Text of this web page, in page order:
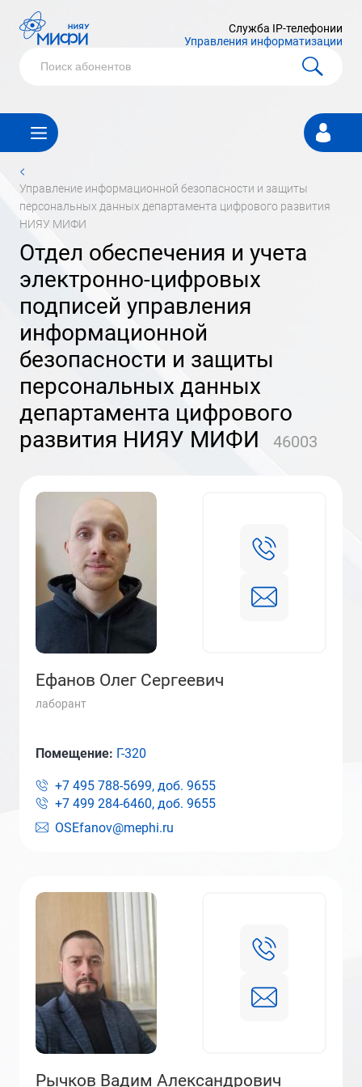
Служба IP-телефонии
Управления информатизации
Личный
кабинет
<
управление информационной безопасности и защиты
персональных данных департамента цифрового развития
НИЯУ МИФИ
отдел обеспечения и учета
электронно-цифровых
подписей управления
информационной
безопасности и защиты
персональных данных
департамента цифрового
развития НИЯУ МИФИ
46003
Ефанов Олег Сергеевич
лаборант
OSEfanov@mephi.ru
Помещение: Г-320
+7 495 788-5699, доб. 9655
+7 499 284-6460, доб. 9655
Рычков Вадим Александрович